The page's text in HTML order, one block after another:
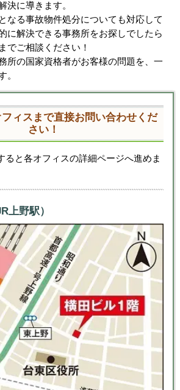
決に導きます。
なる事故物件処分についても対応して
に解決できる事務所をお探しでしたら
でご相談ください！
所の国家資格者がお客様の問題を、一
。
ィスまで直接お問い合わせくだ
さい！
ると各オフィスの詳細ページへ進めま
上野駅）